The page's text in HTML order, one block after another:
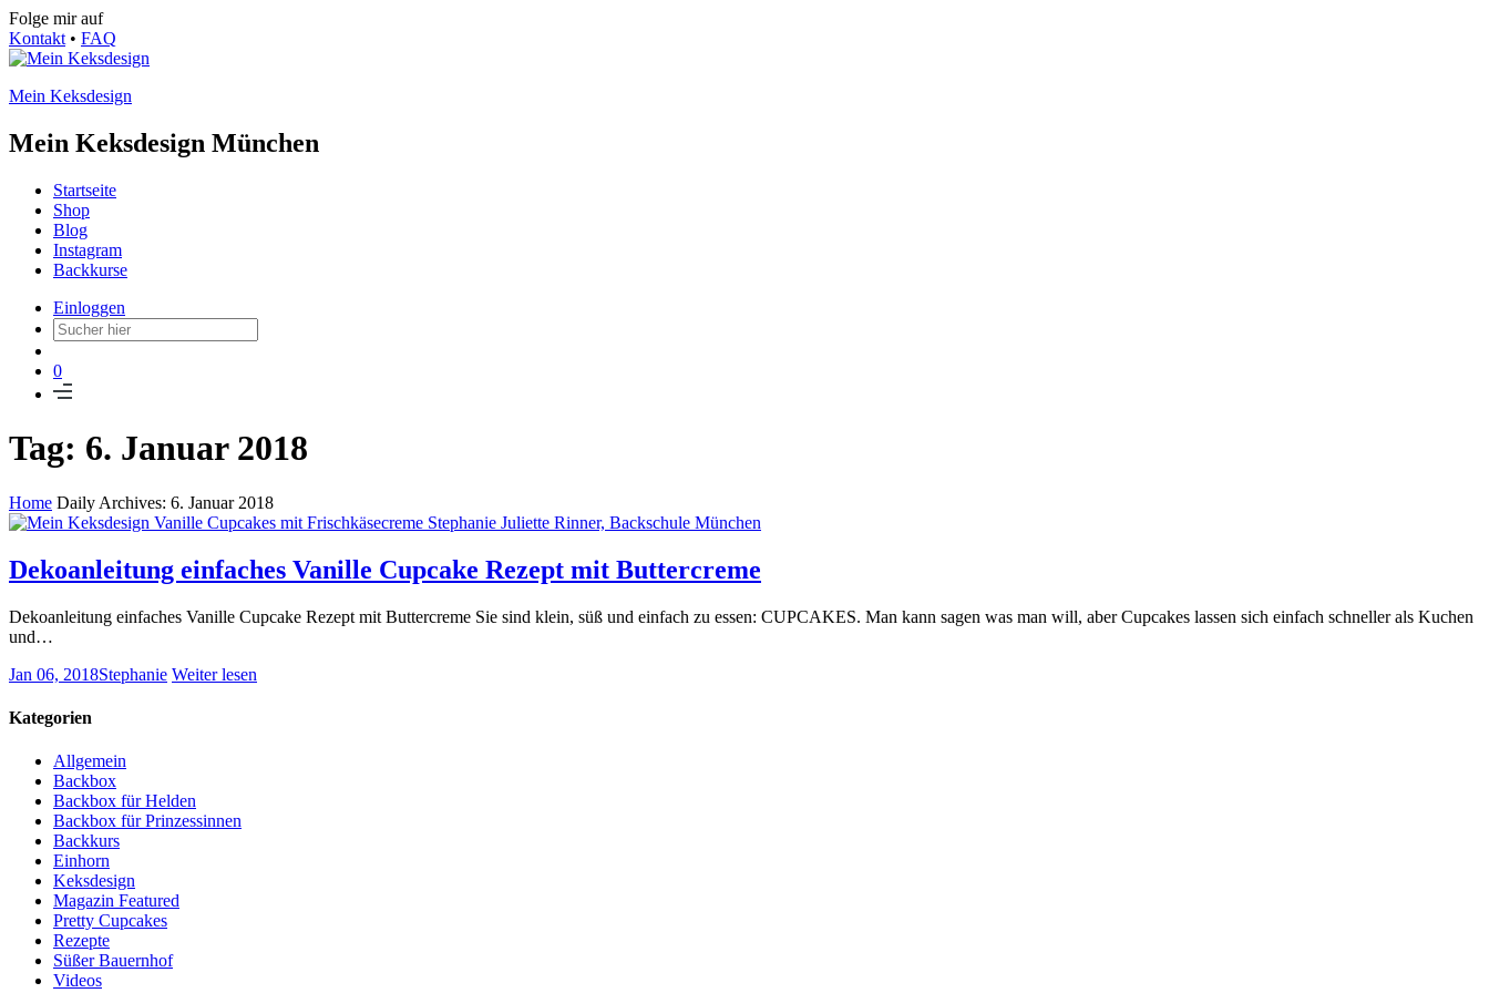
Folge mir auf
Kontakt • FAQ
Mein Keksdesign
Mein Keksdesign München
Startseite
Shop
Blog
Instagram
Backkurse
Einloggen
0
Tag: 6. Januar 2018
Home Daily Archives: 6. Januar 2018
Dekoanleitung einfaches Vanille Cupcake Rezept mit Buttercreme
Dekoanleitung einfaches Vanille Cupcake Rezept mit Buttercreme Sie sind klein, süß und einfach zu essen: CUPCAKES. Man kann sagen was man will, aber Cupcakes lassen sich einfach schneller als Kuchen
und…
Jan 06, 2018Stephanie Weiter lesen
Kategorien
Allgemein
Backbox
Backbox für Helden
Backbox für Prinzessinnen
Backkurs
Einhorn
Keksdesign
Magazin Featured
Pretty Cupcakes
Rezepte
Süßer Bauernhof
Videos